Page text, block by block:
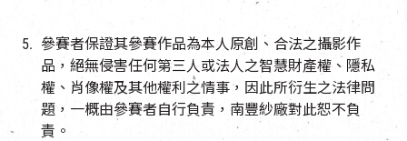
參賽者保證其參賽作品為本人原創、合法之攝影作
品，絕無侵害任何第三人或法人之智慧財產權、隱私
權、肖像權及其他權利之情事，因此所衍生之法律問
題，一概由參賽者自行負責，南豐紗廠對此恕不負
責。